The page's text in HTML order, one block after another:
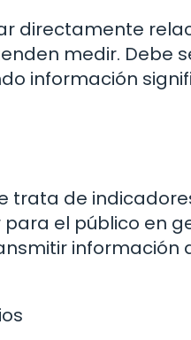
directamente
medir. Debe
información
trata de
el público en
información